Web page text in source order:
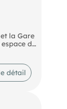
(4)
Porte
la Gare
de
bureaux
: Salles
détail